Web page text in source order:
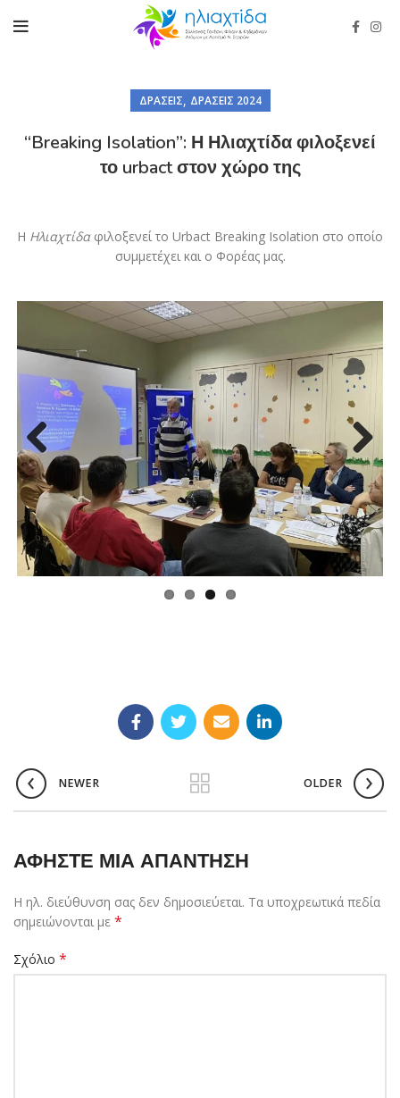
ΔΡΆΣΕΙΣ, ΔΡΆΣΕΙΣ 2024
“Breaking Isolation”: Η Ηλιαχτίδα φιλοξενεί
το urbact στον χώρο της
Η Ηλιαχτίδαφιλοξενεί το Urbact Breaking Isolation στο οποίο
συμμετέχει και ο Φορέας μας.
Previous Next
NEWER OLDER
ΑΦΉΣΤΕ ΜΙΑ ΑΠΆΝΤΗΣΗ
Η ηλ. διεύθυνση σας δεν δημοσιεύεται. Τα υποχρεωτικά πεδία
σημειώνονται με *
Σχόλιο *